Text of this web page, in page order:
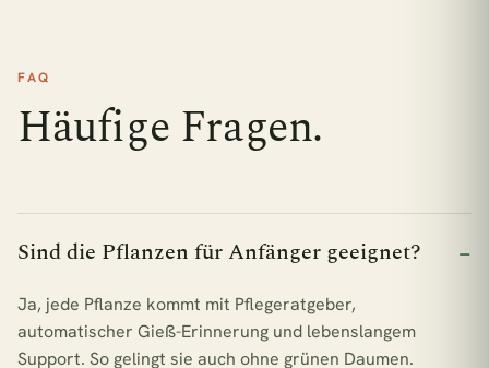
FAQ
Häufige Fragen.
Sind die Pflanzen für Anfänger geeignet?
Ja, jede Pflanze kommt mit Pflegeratgeber,
automatischer Gieß-Erinnerung und lebenslangem
Support. So gelingt sie auch ohne grünen Daumen.